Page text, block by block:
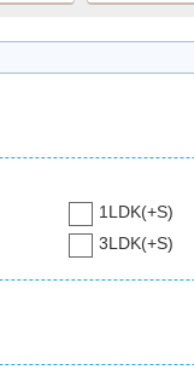
1LDK(+S)
3LDK(+S)